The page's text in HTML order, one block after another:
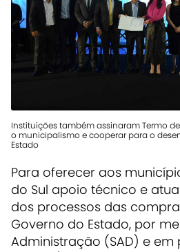
Instituições também assinaram Termo
o municipalismo e cooperar para o
Estado
Para oferecer aos
do Sul apoio técnico e
dos processos das
Governo do Estado, por
Administração (SAD) e